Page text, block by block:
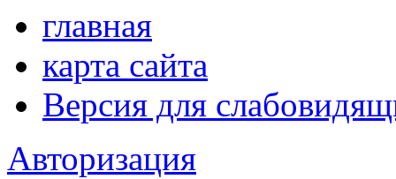
главная
карта сайта
Версия для
Авторизация